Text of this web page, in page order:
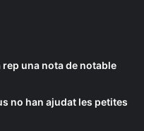
una nota de notable
no han ajudat les petites